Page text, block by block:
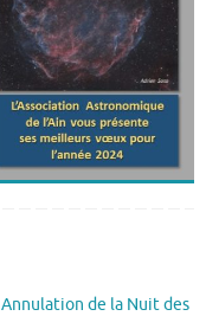
Annulation de la Nuit des